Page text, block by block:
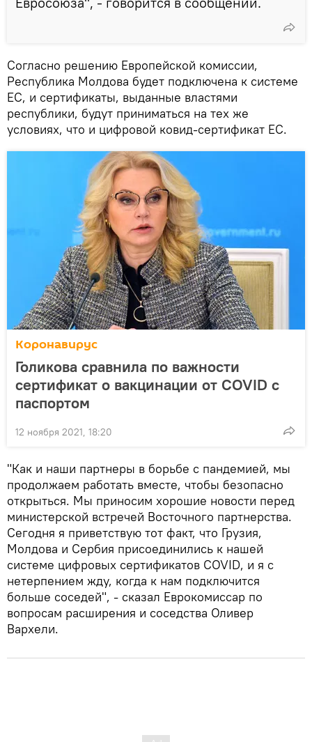
Согласно решению Европейской комиссии,
Республика Молдова будет подключена к системе
ЕС, и сертификаты, выданные властями
республики, будут приниматься на тех же
условиях, что и цифровой ковид-сертификат ЕС.
Коронавирус
Голикова сравнила по важности
сертификат о вакцинации от COVID с
паспортом
12 ноября 2021, 18:20
"Как и наши партнеры в борьбе с пандемией, мы
продолжаем работать вместе, чтобы безопасно
открыться. Мы приносим хорошие новости перед
министерской встречей Восточного партнерства.
Сегодня я приветствую тот факт, что Грузия,
Молдова и Сербия присоединились к нашей
системе цифровых сертификатов COVID, и я с
нетерпением жду, когда к нам подключится
больше соседей", - сказал Еврокомиссар по
вопросам расширения и соседства Оливер
Вархели.